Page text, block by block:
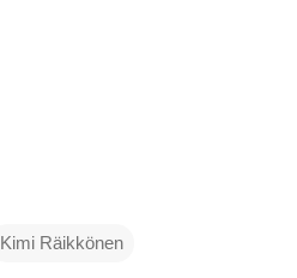
Kimi Räikkönen